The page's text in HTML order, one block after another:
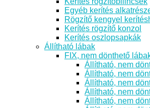
Egyéb kerítés
Rögzítő kengyel
Kerítés rögzítő konzol
Kerítés oszlopsapkák
Állítható lábak
FIX, nem dönthető
Állítható, nem
Állítható, nem
Állítható, nem
Állítható, nem
Állítható, nem